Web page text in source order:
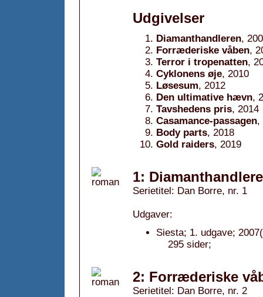
Udgivelser
Diamanthandleren,
Forræderiske våben,
Terror i tropenatten,
Cyklonens øje, 2010
Løsesum, 2012
Den ultimative hævn,
Tavshedens pris, 2014
Casamance-passagen,
Body parts, 2018
Gold raiders, 2019
1:
Serietitel: Dan Borre, nr. 1
Udgaver:
Siesta; 1. udgave;
295 sider;
2: Forræderiske
Serietitel: Dan Borre, nr. 2